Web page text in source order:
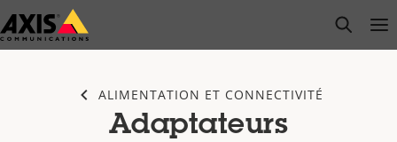
Passer
au
open
ALIMENTATION ET CONNECTIVITÉ
Adaptateurs